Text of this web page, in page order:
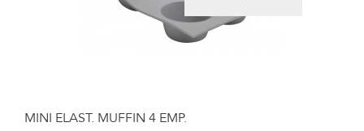
MINI ELAST. MUFFIN 4 EMP.